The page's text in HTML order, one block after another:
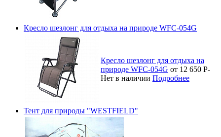
Кресло шезлонг для отдыха на природе WFC-054G
Кресло шезлонг для отдыха на
природе WFC-054G от 12 650 Р-
Нет в наличии Подробнее
Тент для природы "WESTFIELD"